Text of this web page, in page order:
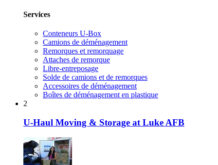
Services
Conteneurs U-Box
Camions de déménagement
Remorques et remorquage
Attaches de remorque
Libre-entreposage
Solde de camions et de remorques
Accessoires de déménagement
Boîtes de déménagement en plastique
2
U-Haul Moving & Storage at Luke AFB